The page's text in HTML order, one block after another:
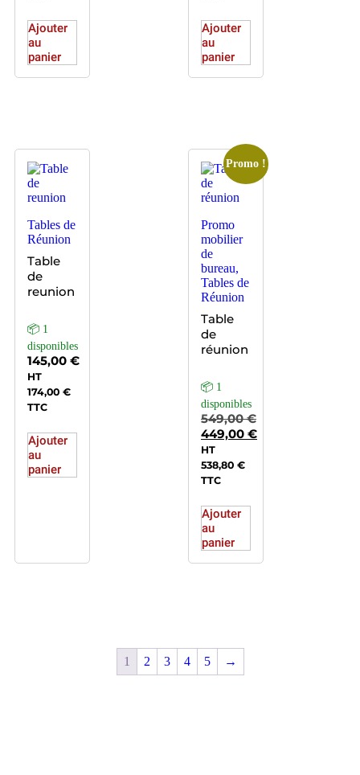
Ajouter
au
panier
Ajouter
au
panier
Tables de
Réunion
Table
de
reunion
📦 1
disponibles
145,00 €
HT
174,00 €
TTC
Ajouter
au
panier
Promo !
Promo
mobilier
de
bureau,
Tables de
Réunion
Table
de
réunion
📦 1
disponibles
549,00€
449,00 €
HT
538,80 €
TTC
Ajouter
au
panier
1 2 3 4 5 →